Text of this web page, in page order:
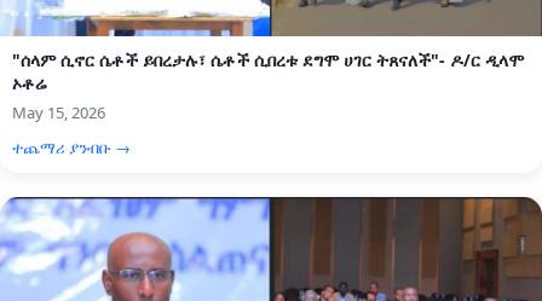
"ሰላም ሲኖር ሴቶች ይበረታሉ፣ ሴቶች ሲበረቱ ደግሞ ሀገር ትጸናለች"- ዶ/ር ዲላሞ
ኦቶሬ
May 15, 2026
ተጨማሪ ያንብቡ →